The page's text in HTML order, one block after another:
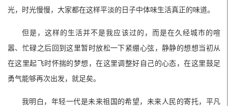
光，时光慢慢，大家都在这样平淡的日子中体味生活真正的味道。
但是，这样的生活并不是我应该过的，而是在久经城市的喧
嚣、忙碌之后回到这里暂时放松一下紧绷心弦，静静的想想当初从
在这里起飞时怀揣的梦想，在这里调整好自己的心态，在这里鼓足
勇气能够再次出发，就足矣。
我明白，年轻一代是未来祖国的希望，未来人民的寄托，平凡